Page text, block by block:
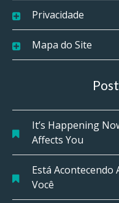
Privacidade
Mapa do Site
It’s Happening
Affects You
Está Acontecendo
Você